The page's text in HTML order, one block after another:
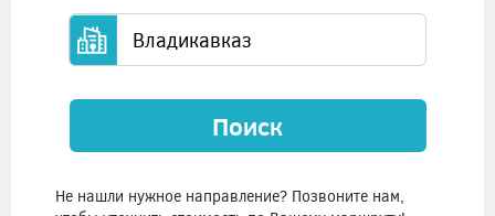
Поиск
Не нашли нужное направление? Позвоните нам,